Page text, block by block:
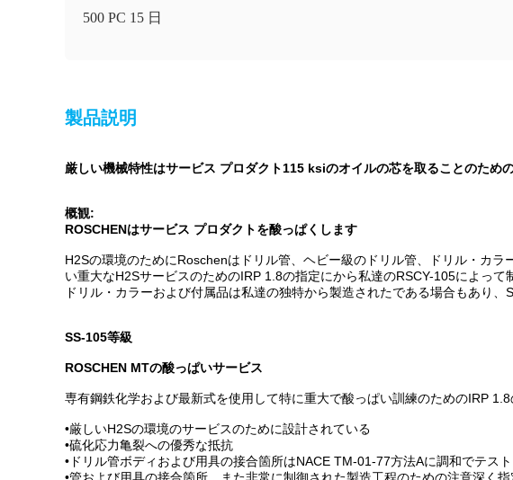
500 PC 15 日
製品説明
厳しい機械特性はサービス プロダクト115 ksiのオイルの芯を取ることのため
概観:
ROSCHENはサービス プロダクトを酸っぱくします
H2Sの環境のためにRoschenはドリル管、ヘビー級のドリル管、ドリル・カ
い重大なH2SサービスのためのIRP 1.8の指定にから私達のRSCY-105によっ
ドリル・カラーおよび付属品は私達の独特から製造されたである場合もあり
SS-105等級
ROSCHEN MTの酸っぱいサービス
専有鋼鉄化学および最新式を使用して特に重大で酸っぱい訓練のためのIRP
•厳しいH2Sの環境のサービスのために設計されている
•硫化応力亀裂への優秀な抵抗
•ドリル管ボディおよび用具の接合箇所はNACE TM-01-77方法Aに調和でテス